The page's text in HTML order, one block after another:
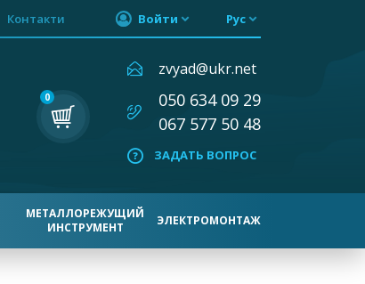
Контакти Войти Рус
0
zvyad@ukr.net
050 634 09 29
067 577 50 48
ЗАДАТЬ ВОПРОС
МЕТАЛЛОРЕЖУЩИЙ
ИНСТРУМЕНТ
ЭЛЕКТРОМОНТАЖ